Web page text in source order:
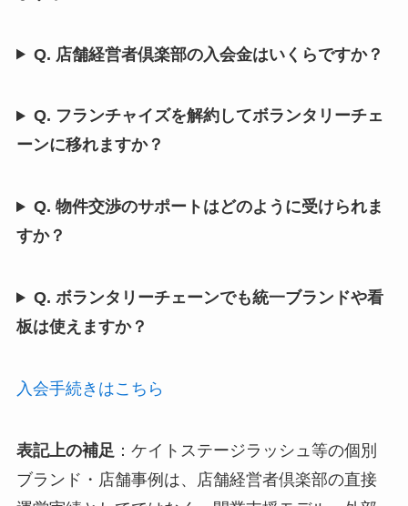
Q. 店舗経営者倶楽部の入会金はいくらですか？
Q. フランチャイズを解約してボランタリーチェ
ーンに移れますか？
Q. 物件交渉のサポートはどのように受けられま
すか？
Q. ボランタリーチェーンでも統一ブランドや看
板は使えますか？
入会手続きはこちら
表記上の補足 ：ケイトステージラッシュ等の個別
ブランド・店舗事例は、店舗経営者倶楽部の直接